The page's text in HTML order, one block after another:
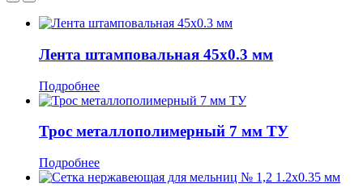
Лента штамповальная 45x0.3 мм
Подробнее
Трос металлополимерный 7 мм ТУ
Подробнее